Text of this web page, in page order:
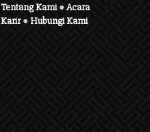
Tentang Kami●Acara
Karir●Hubungi Kami